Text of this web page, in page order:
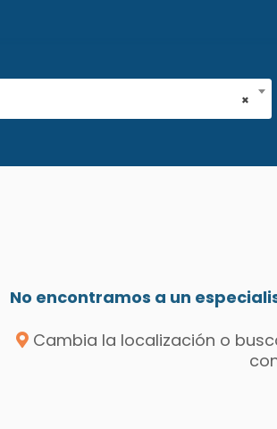
×
No encontramos a un
Cambia la localización o